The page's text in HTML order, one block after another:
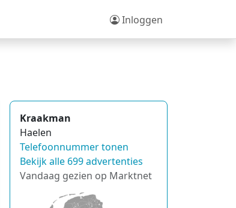
Inloggen
Kraakman
Haelen
Telefoonnummer tonen
Bekijk alle 699 advertenties
Vandaag gezien op Marktnet